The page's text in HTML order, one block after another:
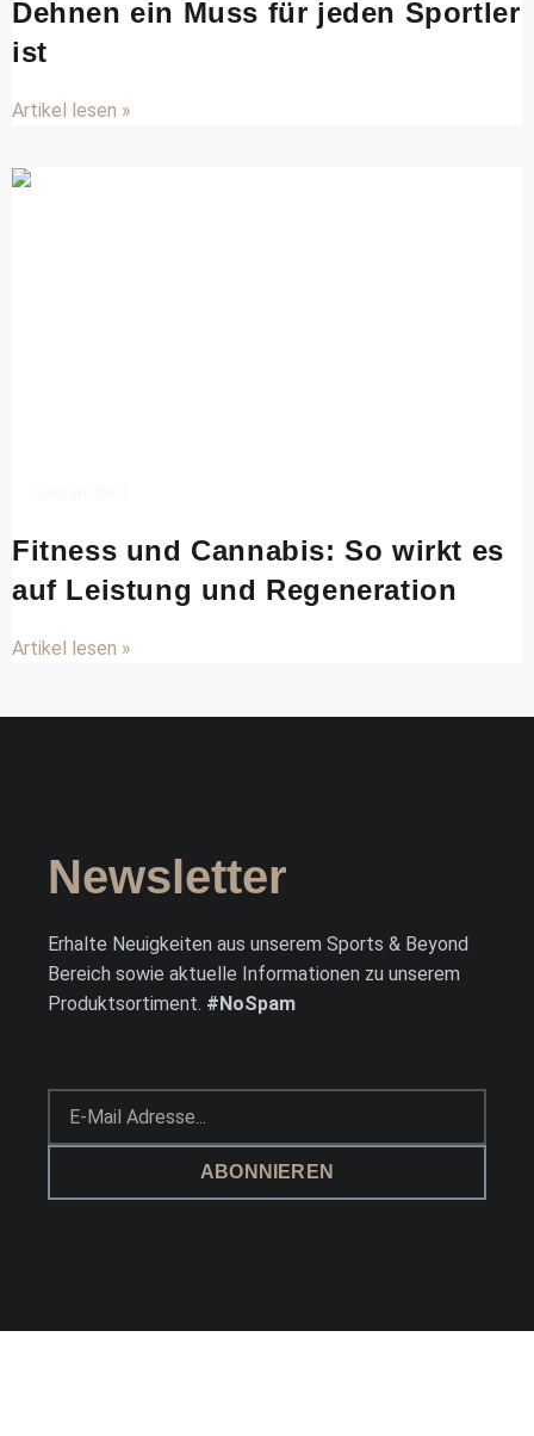
Dehnen ein Muss für jeden Sportler
ist
Artikel lesen »
Fitness und Cannabis: So wirkt es
auf Leistung und Regeneration
Artikel lesen »
Newsletter
Erhalte Neuigkeiten aus unserem Sports & Beyond
Bereich sowie aktuelle Informationen zu unserem
Produktsortiment. #NoSpam
ABONNIEREN